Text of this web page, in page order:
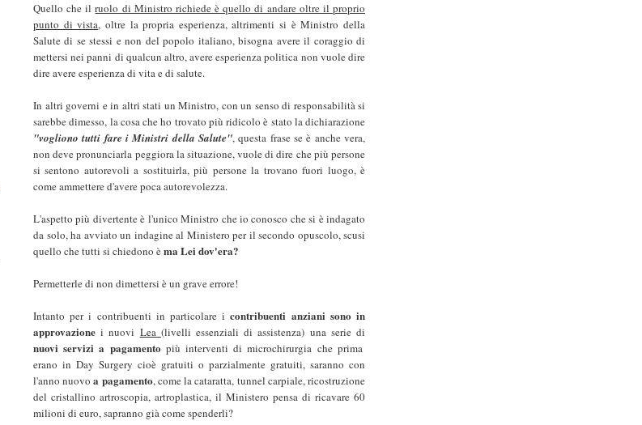
Quello che ilruolo di Ministro richiede è quello di andare oltre il proprio
punto di vista, oltre la propria esperienza, altrimenti si è Ministro della
Salute di se stessi e non del popolo italiano, bisogna avere il coraggio di
mettersi nei panni di qualcun altro, avere esperienza politica non vuole dire
dire avere esperienza di vita e di salute.
In altri governi e in altri stati un Ministro, con un senso di responsabilità si
sarebbe dimesso, la cosa che ho trovato più ridicolo è stato la dichiarazione
"vogliono tutti fare i Ministri della Salute", questa frase se è anche vera,
non deve pronunciarla peggiora la situazione, vuole di dire che più persone
si sentono autorevoli a sostituirla, più persone la trovano fuori luogo, è
come ammettere d'avere poca autorevolezza.
L'aspetto più divertente è l'unico Ministro che io conosco che si è indagato
da solo, ha avviato un indagine al Ministero per il secondo opuscolo, scusi
quello che tutti si chiedono èma Lei dov'era?
Permetterle di non dimettersi è un grave errore!
Intanto per i contribuenti in particolare icontribuenti anziani sono in
approvazione i nuovi Lea (livelli essenziali di assistenza) una serie di
nuovi servizi a pagamento più interventi di microchirurgia che prima
erano in Day Surgery cioè gratuiti o parzialmente gratuiti, saranno con
l'anno nuovoa pagamento, come la cataratta, tunnel carpiale, ricostruzione
del cristallino artroscopia, artroplastica, il Ministero pensa di ricavare 60
milioni di euro, sapranno già come spenderli?